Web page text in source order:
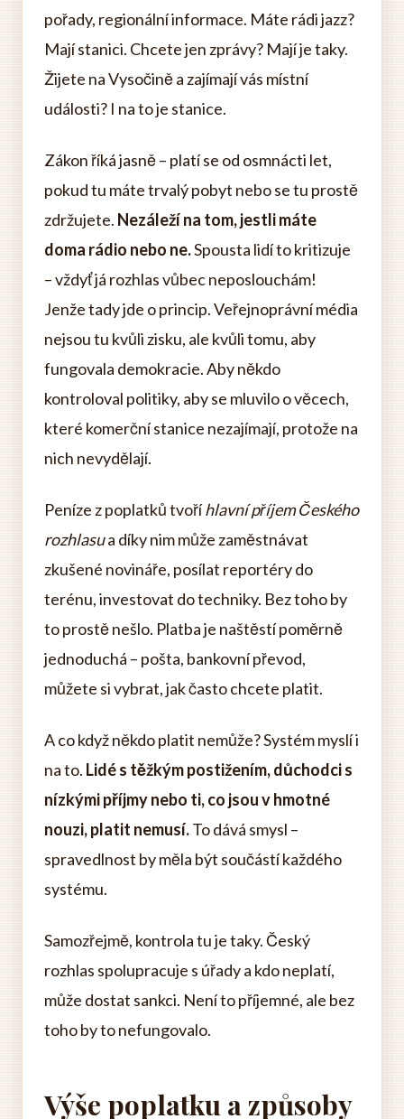
pořady, regionální informace. Máte rádi jazz?
Mají stanici. Chcete jen zprávy? Mají je taky.
Žijete na Vysočině a zajímají vás místní
události? I na to je stanice.
Zákon říká jasně – platí se od osmnácti let,
pokud tu máte trvalý pobyt nebo se tu prostě
zdržujete. Nezáleží na tom, jestli máte
doma rádio nebo ne.Spousta lidí to kritizuje
– vždyť já rozhlas vůbec neposlouchám!
Jenže tady jde o princip. Veřejnoprávní média
nejsou tu kvůli zisku, ale kvůli tomu, aby
fungovala demokracie. Aby někdo
kontroloval politiky, aby se mluvilo o věcech,
které komerční stanice nezajímají, protože na
nich nevydělají.
Peníze z poplatků tvoříhlavní příjem Českého
rozhlasua díky nim může zaměstnávat
zkušené novináře, posílat reportéry do
terénu, investovat do techniky. Bez toho by
to prostě nešlo. Platba je naštěstí poměrně
jednoduchá – pošta, bankovní převod,
můžete si vybrat, jak často chcete platit.
A co když někdo platit nemůže? Systém myslí i
na to. Lidé s těžkým postižením, důchodci s
nízkými příjmy nebo ti, co jsou v hmotné
nouzi, platit nemusí.To dává smysl –
spravedlnost by měla být součástí každého
systému.
Samozřejmě, kontrola tu je taky. Český
rozhlas spolupracuje s úřady a kdo neplatí,
může dostat sankci. Není to příjemné, ale bez
toho by to nefungovalo.
Výše poplatku a způsoby